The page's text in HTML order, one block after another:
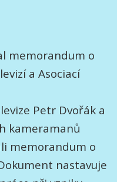
memorandum o
a Asociací
Petr Dvořák a
kameramanů
memorandum o
nastavuje